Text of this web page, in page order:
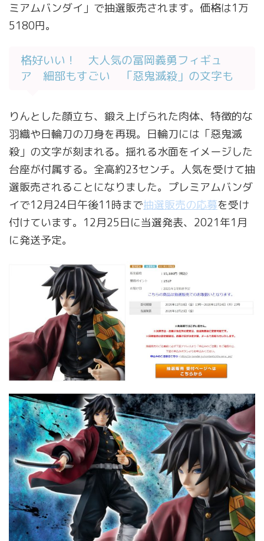
ミアムバンダイ」で抽選販売されます。価格は1万
5180円。
格好いい！ 大人気の冨岡義勇フィギュ
ア 細部もすごい 「惡鬼滅殺」の文字も
りんとした顔立ち、鍛え上げられた肉体、特徴的な
羽織や日輪刀の刀身を再現。日輪刀には「惡鬼滅
殺」の文字が刻まれる。揺れる水面をイメージした
台座が付属する。全高約23センチ。人気を受けて抽
選販売されることになりました。プレミアムバンダ
イで12月24日午後11時まで抽選販売の応募を受け
付けています。12月25日に当選発表、2021年1月
に発送予定。